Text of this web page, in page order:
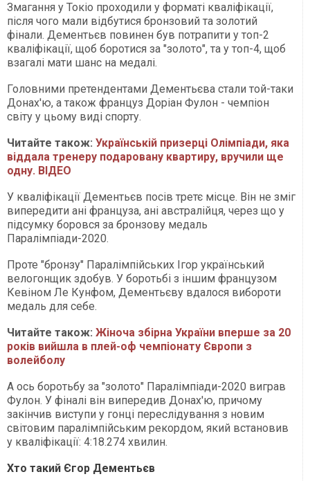
Змагання у Токіо проходили у форматі кваліфікації,
після чого мали відбутися бронзовий та золотий
фінали. Дементьєв повинен був потрапити у топ-2
кваліфікації, щоб боротися за "золото", та у топ-4, щоб
взагалі мати шанс на медалі.
Головними претендентами Дементьєва стали той-таки
Донах'ю, а також француз Доріан Фулон - чемпіон
світу у цьому виді спорту.
Читайте також: Українськiй призерці Олімпіади, яка
віддала тренеру подаровану квартиру, вручили ще
одну. ВІДЕО
У кваліфікації Дементьєв посів третє місце. Він не зміг
випередити ані француза, ані австралійця, через що у
підсумку боровся за бронзову медаль
Паралімпіади-2020.
Проте "бронзу" Паралімпійських Ігор український
велогонщик здобув. У боротьбі з іншим французом
Кевіном Ле Кунфом, Дементьєву вдалося вибороти
медаль для себе.
Читайте також: Жіноча збірна України вперше за 20
років вийшла в плей-оф чемпіонату Європи з
волейболу
А ось боротьбу за "золото" Паралімпіади-2020 виграв
Фулон. У фіналі він випередив Донах'ю, причому
закінчив виступи у гонці переслідування з новим
світовим паралімпійським рекордом, який встановив
у кваліфікації: 4:18.274 хвилин.
Хто такий Єгор Дементьєв